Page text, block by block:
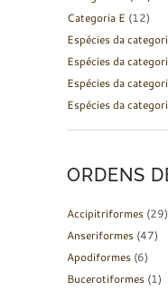
Categoria E (12)
Espécies da
Espécies da
Espécies da
Espécies da
ORDENS
Accipitriformes (29)
Anseriformes (47)
Apodiformes (6)
Bucerotiformes (1)